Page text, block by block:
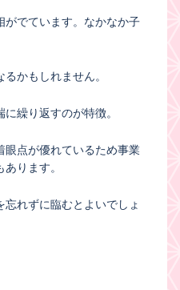
がでています。なかなか子
かもしれません。
繰り返すのが特徴。
眼点が優れているため事業
ります。
れずに臨むとよいでしょ